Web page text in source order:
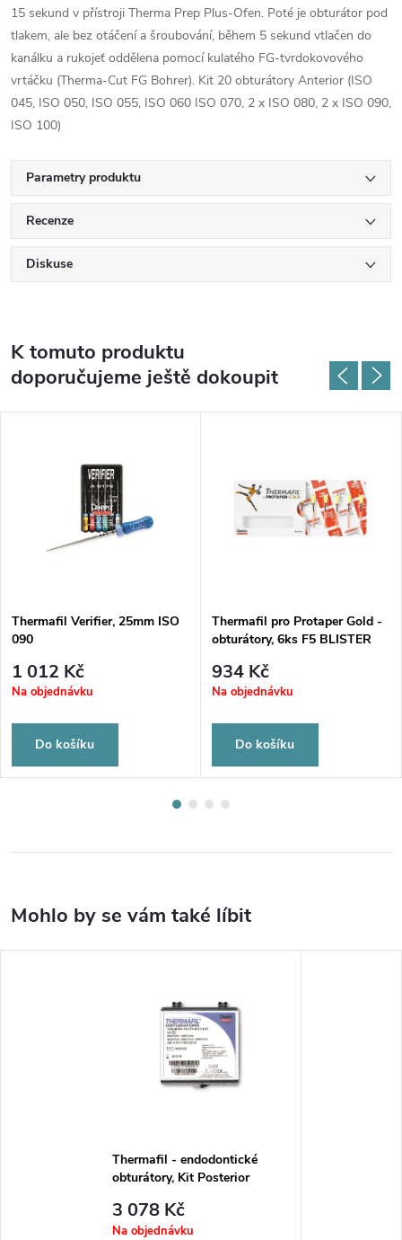
15 sekund v přístroji Therma Prep Plus-Ofen. Poté je obturátor pod
tlakem, ale bez otáčení a šroubování, během 5 sekund vtlačen do
kanálku a rukojeť oddělena pomocí kulatého FG-tvrdokovového
vrtáčku (Therma-Cut FG Bohrer). Kit 20 obturátory Anterior (ISO
045, ISO 050, ISO 055, ISO 060 ISO 070, 2 x ISO 080, 2 x ISO 090,
ISO 100)
Parametry produktu
Recenze
Diskuse
K tomuto produktu
doporučujeme ještě dokoupit
Thermafil Verifier, 25mm ISO
090
1 012 Kč
Na objednávku
Do košíku
Thermafil pro Protaper Gold -
obturátory, 6ks F5 BLISTER
934 Kč
Na objednávku
Do košíku
Thermafil - endodontické
obturátory, Kit Posterior
3 078 Kč
Na objednávku